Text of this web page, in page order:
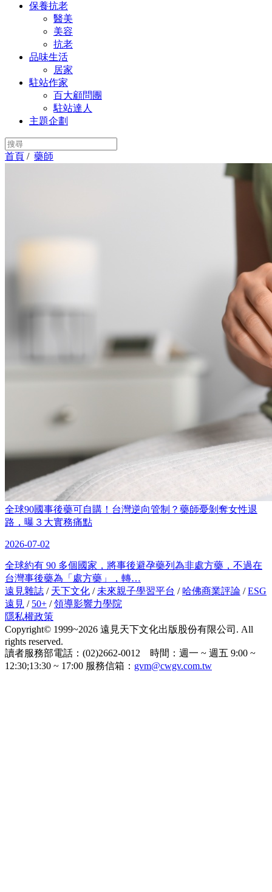
保養抗老
醫美
美容
抗老
品味生活
居家
駐站作家
百大顧問團
駐站達人
主題企劃
首頁 / 藥師
全球90國事後藥可自購！台灣逆向管制？藥師憂剝奪女性退
路，曝３大實務痛點
2026-07-02
全球約有 90 多個國家，將事後避孕藥列為非處方藥，不過在
台灣事後藥為「處方藥」，轉…
遠見雜誌 / 天下文化 / 未來親子學習平台 / 哈佛商業評論 /ESG
遠見 / 50+ /領導影響力學院
隱私權政策
Copyright© 1999~2026 遠見天下文化出版股份有限公司. All
rights reserved.
讀者服務部電話：(02)2662-0012 時間：週一 ~ 週五 9:00 ~
12:30;13:30 ~ 17:00 服務信箱： gvm@cwgv.com.tw